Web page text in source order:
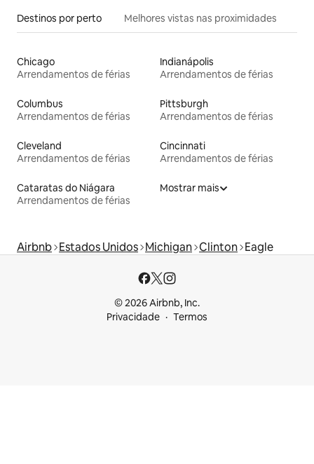
Destinos por perto Melhores vistas nas proximidades
Chicago
Arrendamentos de férias
Indianápolis
Arrendamentos de férias
Columbus
Arrendamentos de férias
Pittsburgh
Arrendamentos de férias
Cleveland
Arrendamentos de férias
Cincinnati
Arrendamentos de férias
Cataratas do Niágara
Arrendamentos de férias
Mostrar mais
Airbnb Estados Unidos Michigan Clinton Eagle
© 2026 Airbnb, Inc.
Privacidade
Termos